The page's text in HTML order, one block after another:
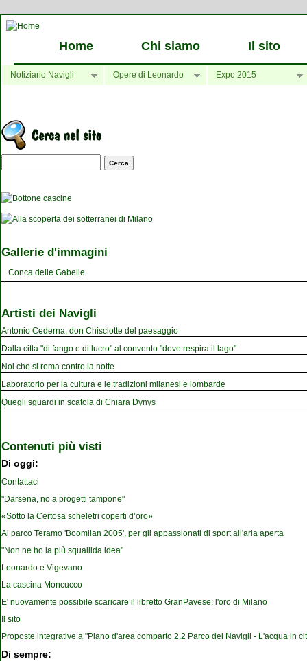
Home Chi siamo Il sito
Notiziario Navigli Opere di Leonardo Expo 2015
Maschera di ricerca
Gallerie d'immagini
Conca delle Gabelle
Artisti dei Navigli
Antonio Cederna, don Chisciotte del paesaggio
Dalla città "di fango e di lucro" al convento "dove respira il lago"
Noi che si rema contro la notte
Laboratorio per la cultura e le tradizioni milanesi e lombarde
Quegli sguardi in scatola di Chiara Dynys
Contenuti più visti
Di oggi:
Contattaci
"Darsena, no a progetti tampone"
«Sotto la Certosa scheletri coperti d’oro»
Al parco Teramo 'Boomilan 2005', per gli appassionati di sport all'aria aperta
"Non ne ho la più squallida idea"
Leonardo e Vigevano
La cascina Moncucco
E' nuovamente possibile scaricare il libretto GranPavese: l'oro di Milano
Il sito
Proposte integrative a "Piano d'area comparto 2.2 Parco dei Navigli - L'acqua in
Di sempre: